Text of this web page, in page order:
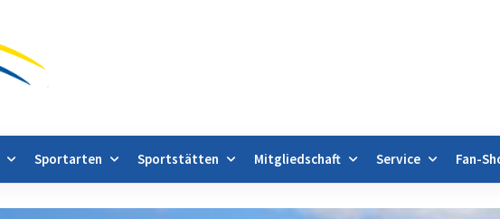
Sportarten Sportstätten Mitgliedschaft Service Fan-